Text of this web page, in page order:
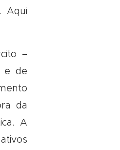
Aqui
–
e de
da
A